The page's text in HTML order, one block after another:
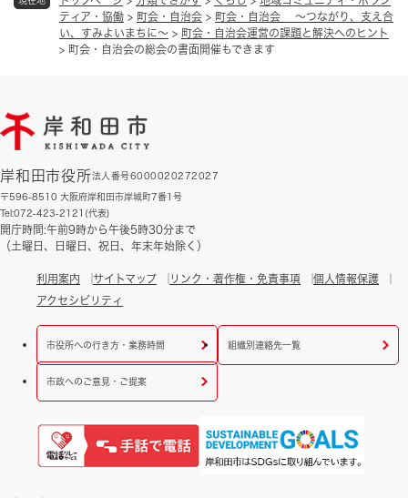
ティア・協働 > 町会・自治会 > 町会・自治会 ～つながり、支え合
い、すみよいまちに～ > 町会・自治会運営の課題と解決へのヒント
> 町会・自治会の総会の書面開催もできます
岸和田市役所法人番号6000020272027
〒596-8510 大阪府岸和田市岸城町7番1号
Tel:072-423-2121(代表)
開庁時間:午前9時から午後5時30分まで
（土曜日、日曜日、祝日、年末年始除く）
利用案内 サイトマップ リンク・著作権・免責事項
個人情報保護
アクセシビリティ
市役所への行き方・業務時間 組織別連絡先一覧
市政へのご意見・ご提案